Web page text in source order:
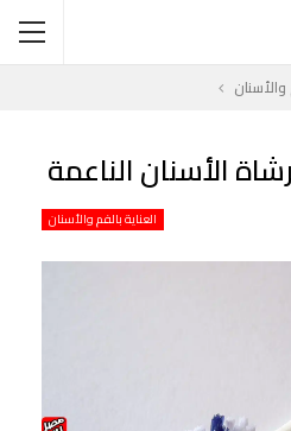
والأسنان
الأسنان الناعمة
العناية بالفم والأسنان